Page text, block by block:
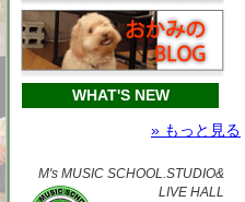
WHAT'S NEW
» もっと見る
M's MUSIC SCHOOL.STUDIO&
LIVE HALL